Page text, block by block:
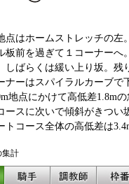
点はホームストレッチの
板前を過ぎて１コーナー
しばらくは緩い上り坂。残
ナーはスパイラルカーブで
地点にかけて高低差1.8m
ースに次いで傾斜がきつい
トコース全体の高低差は
計